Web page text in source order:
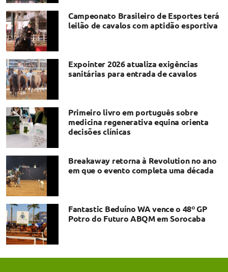
Campeonato Brasileiro de Esportes terá
leilão de cavalos com aptidão esportiva
Expointer 2026 atualiza exigências
sanitárias para entrada de cavalos
Primeiro livro em português sobre
medicina regenerativa equina orienta
decisões clínicas
Breakaway retorna à Revolution no ano
em que o evento completa uma década
Fantastic Beduíno WA vence o 48º GP
Potro do Futuro ABQM em Sorocaba